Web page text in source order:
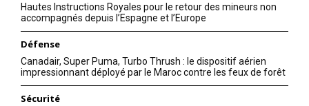
Hautes Instructions Royales pour le retour des mineurs non
accompagnés depuis l’Espagne et l’Europe
Défense
Canadair, Super Puma, Turbo Thrush : le dispositif aérien
impressionnant déployé par le Maroc contre les feux de forêt
Sécurité